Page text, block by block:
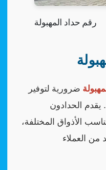
رقم حداد المهبولة
ضرورية لتوفير
الحدادون
الأذواق المختلفة،